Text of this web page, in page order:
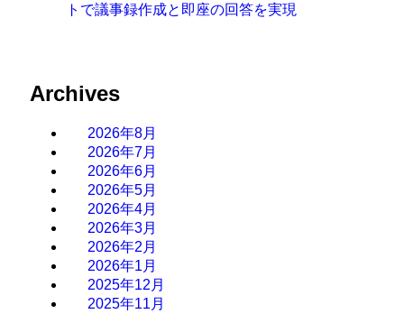
トで議事録作成と即座の回答を実現
Archives
2026年8月
2026年7月
2026年6月
2026年5月
2026年4月
2026年3月
2026年2月
2026年1月
2025年12月
2025年11月